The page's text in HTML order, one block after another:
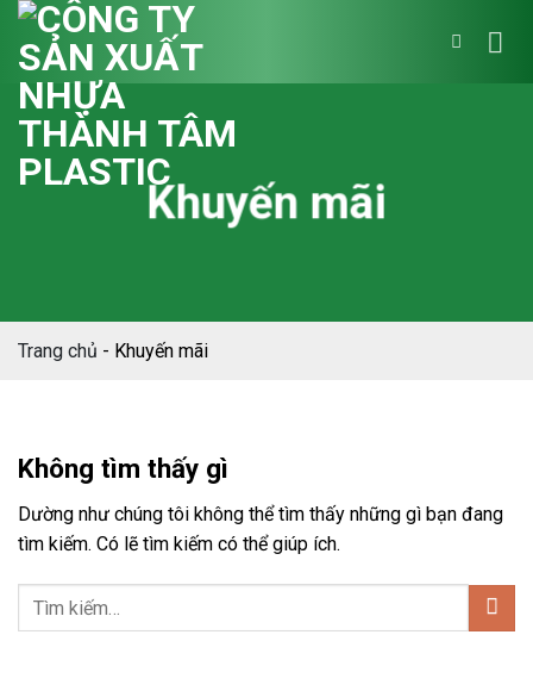
Bỏ
qua
nội
dung
Khuyến mãi
Trang chủ - Khuyến mãi
Không tìm thấy gì
Dường như chúng tôi không thể tìm thấy những gì bạn đang
tìm kiếm. Có lẽ tìm kiếm có thể giúp ích.